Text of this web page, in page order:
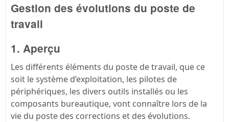
Gestion des évolutions du poste de
travail
1. Aperçu
Les différents éléments du poste de travail, que ce
soit le système d’exploitation, les pilotes de
périphériques, les divers outils installés ou les
composants bureautique, vont connaître lors de la
vie du poste des corrections et des évolutions.